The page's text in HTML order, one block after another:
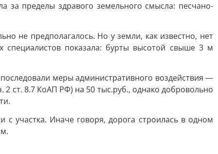
за пределы здравого земельного смысла: песчано-
не предполагалось. Но у земли, как известно, нет
специалистов показала: бурты высотой свыше 3 м
меры административного воздействия —
ст. 8.7 КоАП РФ) на 50 тыс.руб., однако добровольно
участка. Иначе говоря, дорога строилась в одном